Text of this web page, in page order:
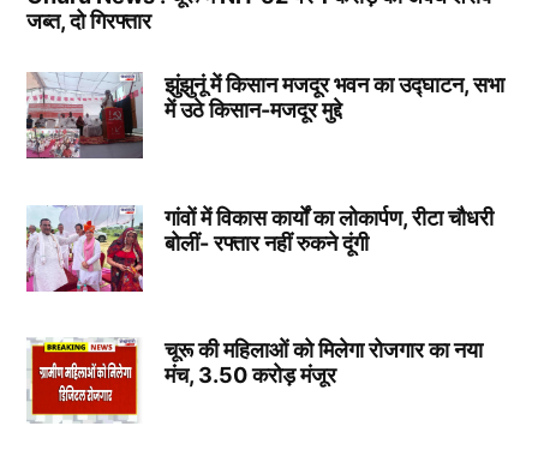
जब्त, दो गिरफ्तार
झुंझुनूं में किसान मजदूर भवन का उद्घाटन, सभा
में उठे किसान-मजदूर मुद्दे
गांवों में विकास कार्यों का लोकार्पण, रीटा चौधरी
बोलीं- रफ्तार नहीं रुकने दूंगी
चूरू की महिलाओं को मिलेगा रोजगार का नया
मंच, 3.50 करोड़ मंजूर